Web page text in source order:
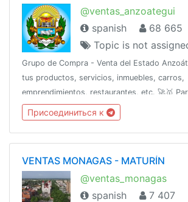
@ventas_anzoategui
spanish
68 665
Topic is not
Grupo de Compra - Venta del Estado
tus productos, servicios, inmuebles, carros,
emprendimientos, restaurantes, etc. 🚀🥇
escribe al ejecutivo de ventas 👉 @Anzve
Присоединиться к
VENTAS MONAGAS - MATURÍN
@ventas_monagas
spanish
7 407